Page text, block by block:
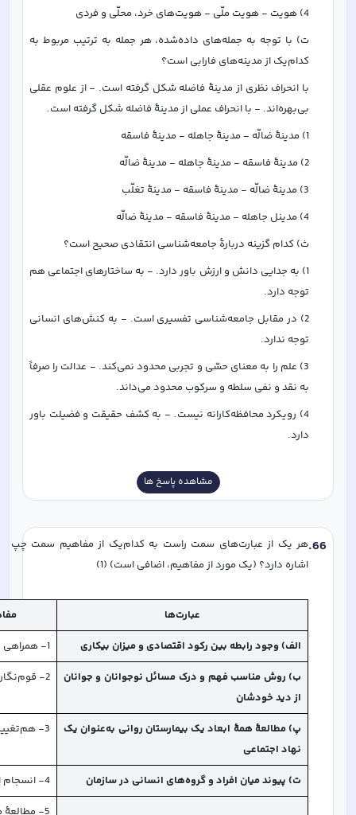
4) هویت - هویت ملّی - هویت‌های خرد، محلّی و فردی
کدام‌یک از مدینه‌های فارابی است؟
بی‌بهره‌اند. - با انحراف عملی از مدینۀ فاضله شکل گرفته است.
1) مدینۀ ضالّه - مدینۀ جاهله - مدینۀ فاسقه
2) مدینۀ فاسقه - مدینۀ جاهله - مدینۀ ضالّه
3) مدینۀ ضالّه - مدینۀ فاسقه - مدینۀ تغلّب
4) مدینل جاهله - مدینۀ فاسقه - مدینۀ ضالّه
ث) کدام گزینه دربارۀ جامعه‌شناسی انتقادی صحیح است؟
توجه دارد.
توجه ندارد.
3) علم را به معنای حسّی و تجربی محدود نمی‌کند. - عدالت را صرفاً
به نقد و نفی سلطه و سرکوب محدود می‌داند.
دارد.
مشاهده پاسخ ها
66
.
اشاره دارد؟ (یک مورد از مفاهیم، اضافی است) (1)
عبارت‌ها
الف) وجود رابطه بین رکود اقتصادی و میزان بیکاری
1- همراهی همدلانه
از دید خودشان
2- قوم‌نگاری
نهاد اجتماعی
3- هم‌تغییری
ت) پیوند میان افراد و گروه‌های انسانی در سازمان
4- انسجام اجتماعی
5- مطالعۀ موردی